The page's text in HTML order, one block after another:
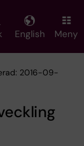
English Meny
2016-09-